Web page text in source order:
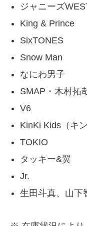
ジャニーズ
King & Prince
SixTONES
Snow Man
なにわ男子
SMAP・木村拓
V6
KinKi Kids（キ
TOKIO
タッキー&翼
Jr.
生田斗真、山下